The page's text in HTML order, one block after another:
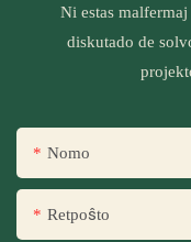
Ni estas
diskutado de
Nomo
Retpoŝto